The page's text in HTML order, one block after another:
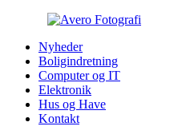
Nyheder
Boligindretning
Computer og IT
Elektronik
Hus og Have
Kontakt